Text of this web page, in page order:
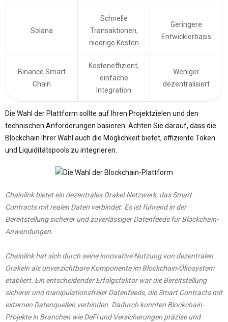
Solana
Schnelle
Transaktionen,
niedrige Kosten
Geringere
Entwicklerbasis
Binance Smart
Chain
Kosteneffizient,
einfache
Integration
Weniger
dezentralisiert
Die Wahl der Plattform sollte auf Ihren Projektzielen und den
technischen Anforderungen basieren. Achten Sie darauf, dass die
Blockchain Ihrer Wahl auch die Möglichkeit bietet, effiziente Token
und Liquiditätspools zu integrieren.
Chainlink bietet ein dezentrales Orakel-Netzwerk, das Smart
Contracts mit realen Daten verbindet. Es ist führend in der
Bereitstellung sicherer und zuverlässiger Datenfeeds für Blockchain-
Anwendungen.
Chainlink hat sich durch seine innovative Nutzung von dezentralen
Orakeln als unverzichtbare Komponente im Blockchain-Ökosystem
etabliert. Ein entscheidender Erfolgsfaktor war die Bereitstellung
sicherer und manipulationsfreier Datenfeeds, die Smart Contracts mit
externen Datenquellen verbinden. Dadurch konnten Blockchain-
Projekte in Branchen wie DeFi und Versicherungen präzise und